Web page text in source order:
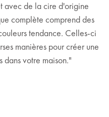
avec de la cire d'origine
complète comprend des
tendance. Celles-ci
manières pour créer une
dans votre maison."